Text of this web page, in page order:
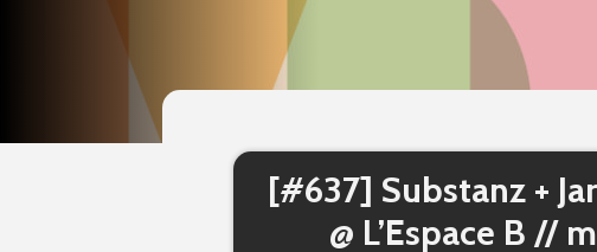
[#637] Substanz +
@ L’Espace B //